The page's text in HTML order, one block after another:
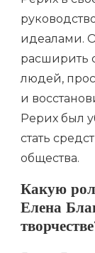
идеалами.
расширить
людей,
и
Рерих был
стать
общества.
Какую
Елена